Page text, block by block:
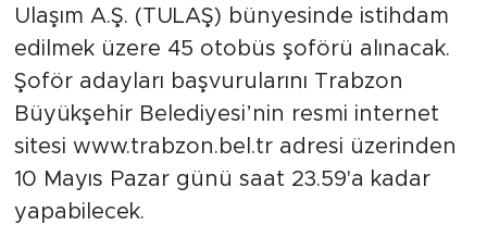
Ulaşım A.Ş. (TULAŞ) bünyesinde istihdam
edilmek üzere 45 otobüs şoförü alınacak.
Şoför adayları başvurularını Trabzon
Büyükşehir Belediyesi’nin resmi internet
sitesi www.trabzon.bel.tr⁠ adresi üzerinden
10 Mayıs Pazar günü saat 23.59'a kadar
yapabilecek.